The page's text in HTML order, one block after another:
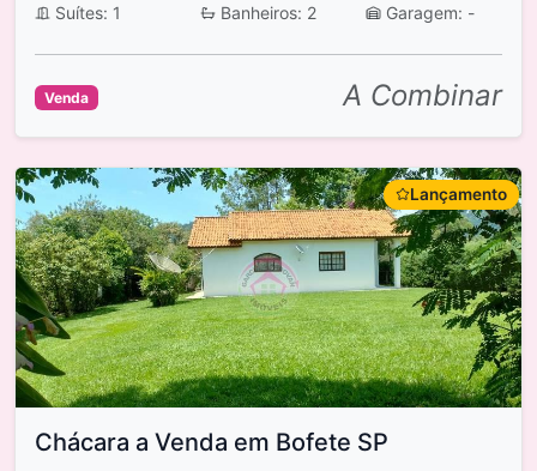
Suítes: 1 Banheiros: 2 Garagem: -
Venda A Combinar
Lançamento
Chácara a Venda em Bofete SP